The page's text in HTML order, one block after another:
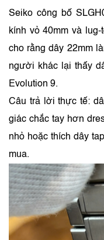
Đây là một trong
Seiko công bố
kính vỏ 40mm và
cho rằng dây 22mm
Evolution 9.
Câu trả lời thực tế:
giác chắc tay hơn
nhỏ hoặc thích dây
mua.